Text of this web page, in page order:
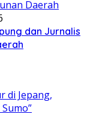
dan Jurnalis